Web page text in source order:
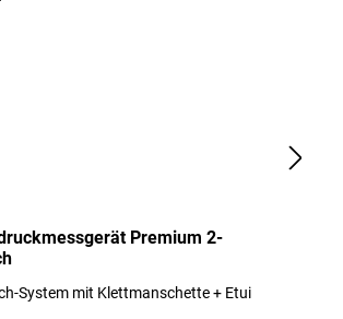
Premium 2-
System mit Klettmanschette + Etui